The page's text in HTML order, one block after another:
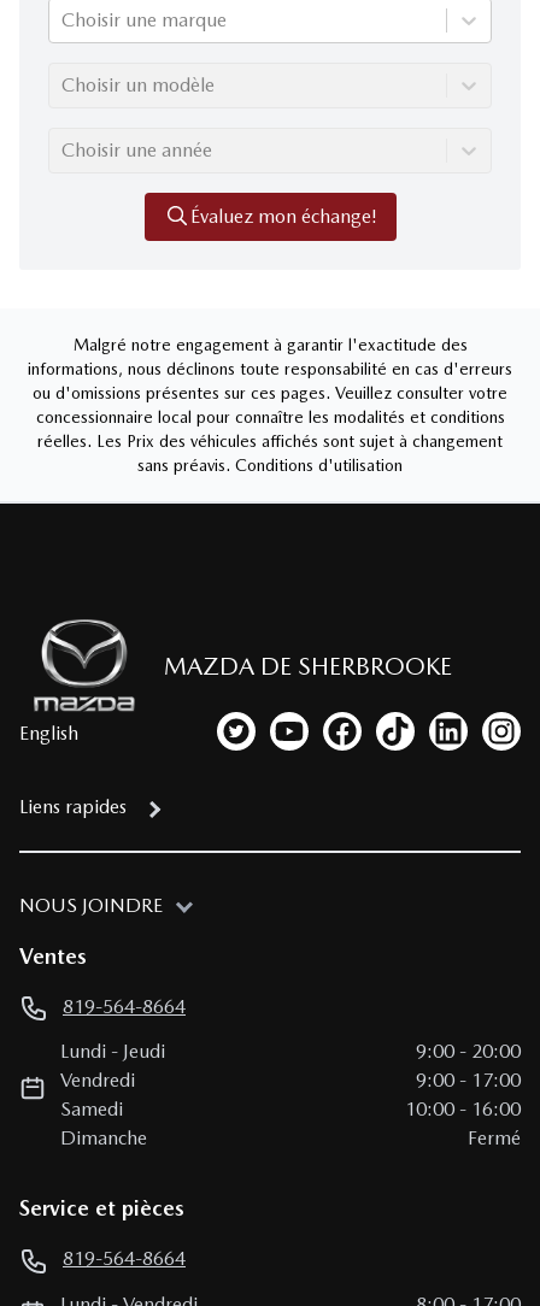
Choisir une marque
Choisir un modèle
Choisir une année
Évaluez mon échange!
Malgré notre engagement à garantir l'exactitude des
informations, nous déclinons toute responsabilité en cas d'erreurs
ou d'omissions présentes sur ces pages. Veuillez consulter votre
concessionnaire local pour connaître les modalités et conditions
réelles. Les Prix des véhicules affichés sont sujet à changement
sans préavis. Conditions d'utilisation
MAZDA DE SHERBROOKE
English Lien vers notre compte Twitter
Lien vers notre chaîne
Lien vers notre page
Lien vers notre
Lien vers
Lien
Liens rapides
NOUS JOINDRE
Ventes
819-564-8664
Lundi - Jeudi 9:00 - 20:00
Vendredi
9:00 - 17:00
Samedi
10:00 - 16:00
Dimanche
Fermé
Service et pièces
819-564-8664